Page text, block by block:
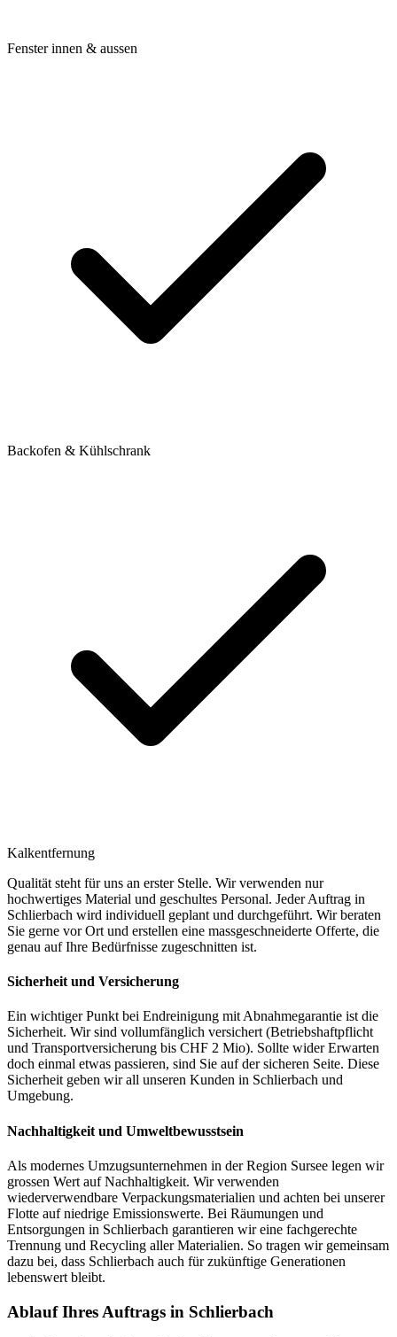
Fenster innen & aussen
Backofen & Kühlschrank
Kalkentfernung
Qualität steht für uns an erster Stelle. Wir verwenden nur
hochwertiges Material und geschultes Personal. Jeder Auftrag in
Schlierbach wird individuell geplant und durchgeführt. Wir beraten
Sie gerne vor Ort und erstellen eine massgeschneiderte Offerte, die
genau auf Ihre Bedürfnisse zugeschnitten ist.
Sicherheit und Versicherung
Ein wichtiger Punkt bei Endreinigung mit Abnahmegarantie ist die
Sicherheit. Wir sind vollumfänglich versichert (Betriebshaftpflicht
und Transportversicherung bis CHF 2 Mio). Sollte wider Erwarten
doch einmal etwas passieren, sind Sie auf der sicheren Seite. Diese
Sicherheit geben wir all unseren Kunden in Schlierbach und
Umgebung.
Nachhaltigkeit und Umweltbewusstsein
Als modernes Umzugsunternehmen in der Region Sursee legen wir
grossen Wert auf Nachhaltigkeit. Wir verwenden
wiederverwendbare Verpackungsmaterialien und achten bei unserer
Flotte auf niedrige Emissionswerte. Bei Räumungen und
Entsorgungen in Schlierbach garantieren wir eine fachgerechte
Trennung und Recycling aller Materialien. So tragen wir gemeinsam
dazu bei, dass Schlierbach auch für zukünftige Generationen
lebenswert bleibt.
Ablauf Ihres Auftrags in Schlierbach